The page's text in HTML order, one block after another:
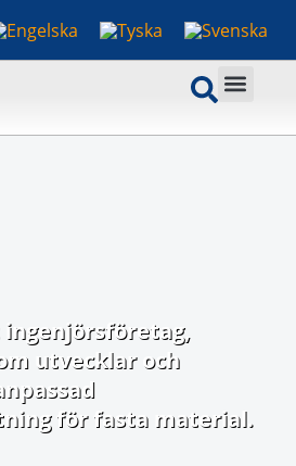
ingenjörsföretag,
utvecklar och
för fasta material.